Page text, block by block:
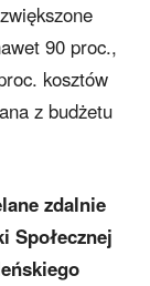
90 proc.,
kosztów
z budżetu
zdalnie
Społecznej